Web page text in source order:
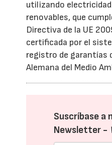
utilizando
renovables, que
Directiva de la UE
certificada por el
registro de garantías
Alemana del Medio
Suscríbase a
Newsletter -